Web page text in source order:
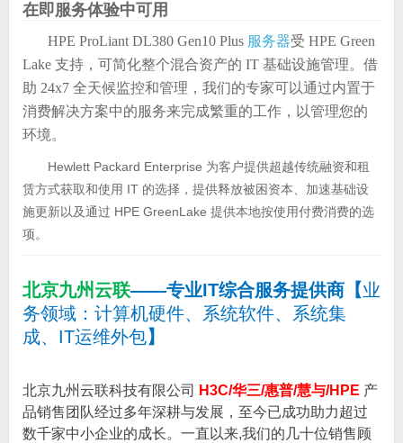
在即服务体验中可用
HPE ProLiant DL380 Gen10 Plus 服务器受 HPE Green
Lake 支持，可简化整个混合资产的 IT 基础设施管理。借
助 24x7 全天候监控和管理，我们的专家可以通过内置于
消费解决方案中的服务来完成繁重的工作，以管理您的
环境。
Hewlett Packard Enterprise 为客户提供超越传统融资和租
赁方式获取和使用 IT 的选择，提供释放被困资本、加速基础设
施更新以及通过 HPE GreenLake 提供本地按使用付费消费的选
项。
北京九州云联——专业IT综合服务提供商【业
务领域：计算机硬件、系统软件、系统集
成、IT运维外包】
北京九州云联科技有限公司 H3C/华三/惠普/慧与/HPE 产
品销售团队经过多年深耕与发展，至今已成功助力超过
数千家中小企业的成长。一直以来,我们的几十位销售顾